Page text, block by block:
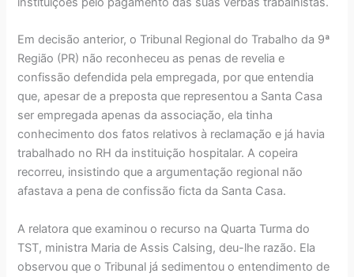
Em decisão anterior, o Tribunal Regional do Trabalho da 9ª
Região (PR) não reconheceu as penas de revelia e
confissão defendida pela empregada, por que entendia
que, apesar de a preposta que representou a Santa Casa
ser empregada apenas da associação, ela tinha
conhecimento dos fatos relativos à reclamação e já havia
trabalhado no RH da instituição hospitalar. A copeira
recorreu, insistindo que a argumentação regional não
afastava a pena de confissão ficta da Santa Casa.
A relatora que examinou o recurso na Quarta Turma do
TST, ministra Maria de Assis Calsing, deu-lhe razão. Ela
observou que o Tribunal já sedimentou o entendimento de